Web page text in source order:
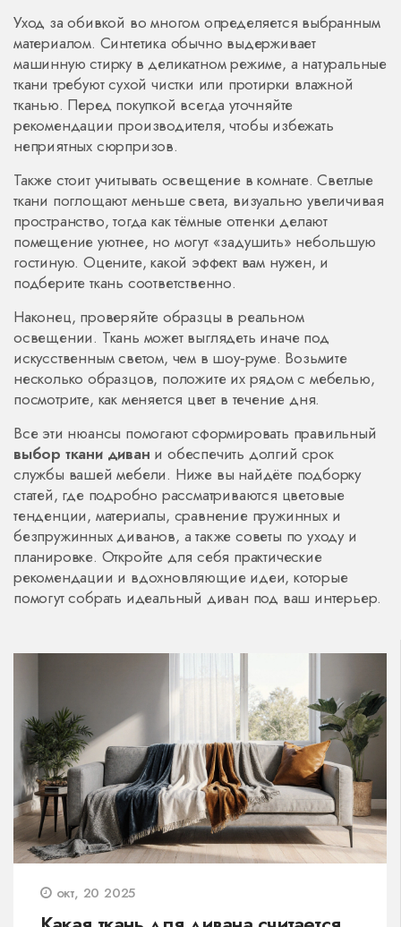
Уход за обивкой во многом определяется выбранным
материалом. Синтетика обычно выдерживает
машинную стирку в деликатном режиме, а натуральные
ткани требуют сухой чистки или протирки влажной
тканью. Перед покупкой всегда уточняйте
рекомендации производителя, чтобы избежать
неприятных сюрпризов.
Также стоит учитывать освещение в комнате. Светлые
ткани поглощают меньше света, визуально увеличивая
пространство, тогда как тёмные оттенки делают
помещение уютнее, но могут «задушить» небольшую
гостиную. Оцените, какой эффект вам нужен, и
подберите ткань соответственно.
Наконец, проверяйте образцы в реальном
освещении. Ткань может выглядеть иначе под
искусственным светом, чем в шоу‑руме. Возьмите
несколько образцов, положите их рядом с мебелью,
посмотрите, как меняется цвет в течение дня.
Все эти нюансы помогают сформировать правильный
выбор ткани диван и обеспечить долгий срок
службы вашей мебели. Ниже вы найдёте подборку
статей, где подробно рассматриваются цветовые
тенденции, материалы, сравнение пружинных и
безпружинных диванов, а также советы по уходу и
планировке. Откройте для себя практические
рекомендации и вдохновляющие идеи, которые
помогут собрать идеальный диван под ваш интерьер.
окт, 20 2025